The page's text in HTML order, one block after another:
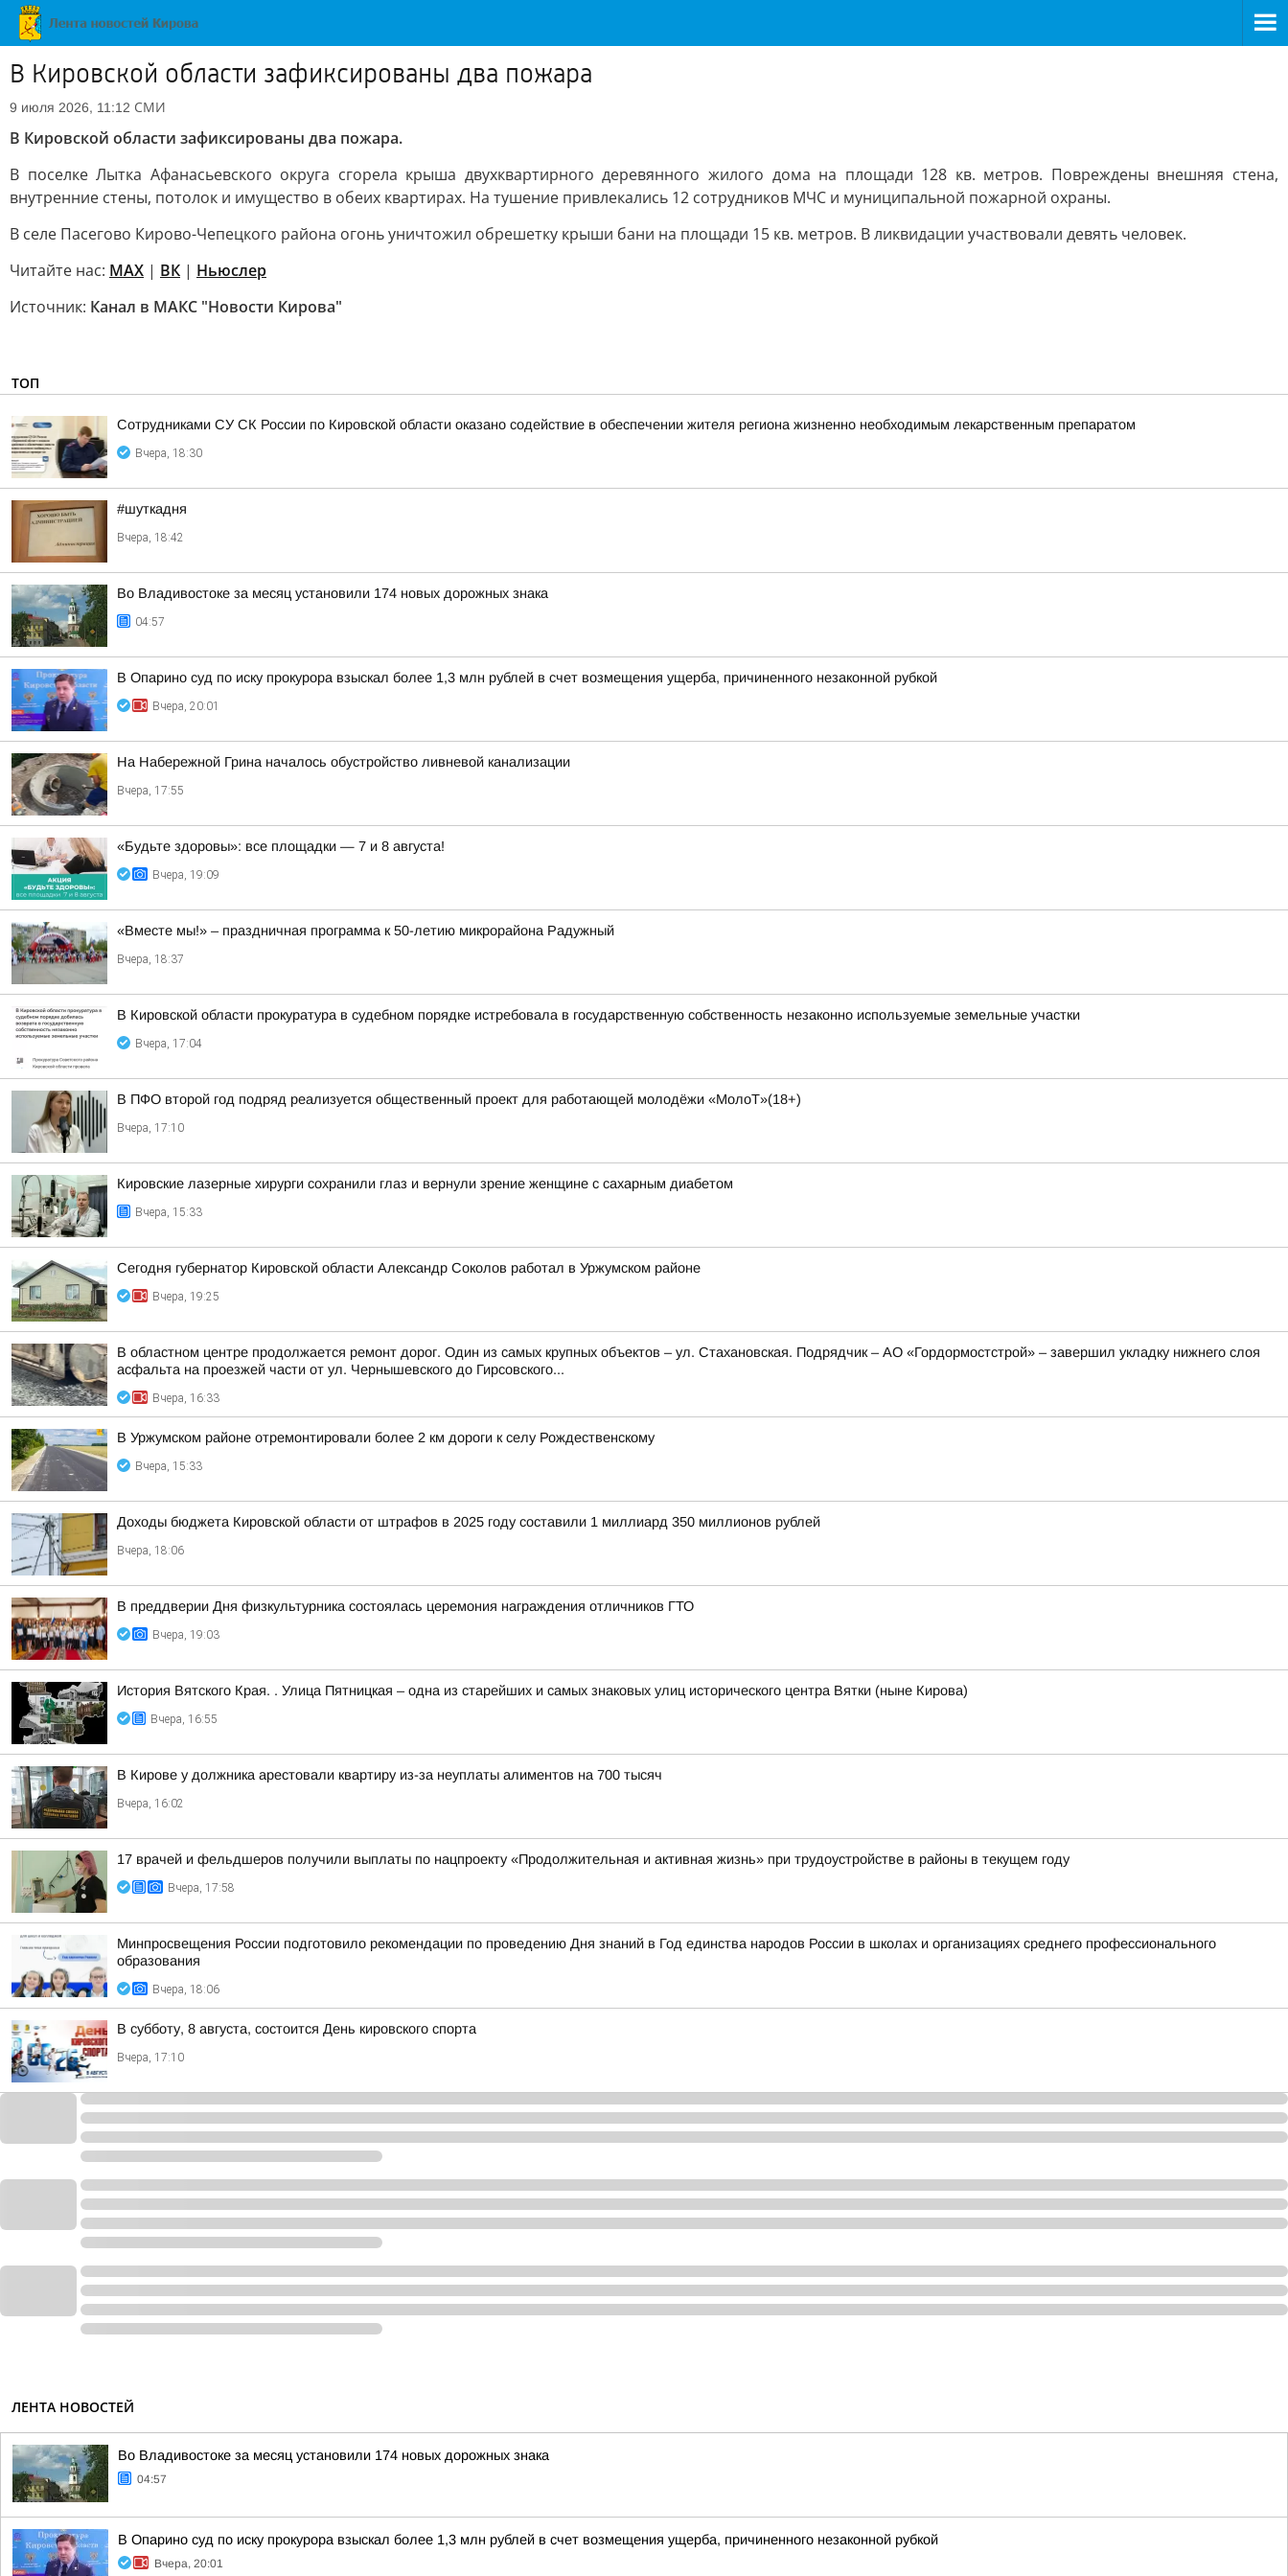
В Кировской области зафиксированы два пожара
9 июля 2026, 11:12 СМИ
В Кировской области зафиксированы два пожара.
В поселке Лытка Афанасьевского округа сгорела крыша двухквартирного деревянного жилого дома на площади 128 кв. метров. Повреждены внешняя стена,
внутренние стены, потолок и имущество в обеих квартирах. На тушение привлекались 12 сотрудников МЧС и муниципальной пожарной охраны.
В селе Пасегово Кирово-Чепецкого района огонь уничтожил обрешетку крыши бани на площади 15 кв. метров. В ликвидации участвовали девять человек.
Читайте нас: MAX | ВК | Ньюслер
Источник: Канал в МАКС "Новости Кирова"
ТОП
Сотрудниками СУ СК России по Кировской области оказано содействие в обеспечении жителя региона жизненно необходимым лекарственным препаратом
Вчера, 18:30
#шуткадня
Вчера, 18:42
Во Владивостоке за месяц установили 174 новых дорожных знака
04:57
В Опарино суд по иску прокурора взыскал более 1,3 млн рублей в счет возмещения ущерба, причиненного незаконной рубкой
Вчера, 20:01
На Набережной Грина началось обустройство ливневой канализации
Вчера, 17:55
«Будьте здоровы»: все площадки — 7 и 8 августа!
Вчера, 19:09
«Вместе мы!» – праздничная программа к 50-летию микрорайона Радужный
Вчера, 18:37
В Кировской области прокуратура в судебном порядке истребовала в государственную собственность незаконно используемые земельные участки
Вчера, 17:04
В ПФО второй год подряд реализуется общественный проект для работающей молодёжи «МолоТ»(18+)
Вчера, 17:10
Кировские лазерные хирурги сохранили глаз и вернули зрение женщине с сахарным диабетом
Вчера, 15:33
Сегодня губернатор Кировской области Александр Соколов работал в Уржумском районе
Вчера, 19:25
В областном центре продолжается ремонт дорог. Один из самых крупных объектов – ул. Стахановская. Подрядчик – АО «Гордормостстрой» – завершил укладку нижнего слоя
асфальта на проезжей части от ул. Чернышевского до Гирсовского...
Вчера, 16:33
В Уржумском районе отремонтировали более 2 км дороги к селу Рождественскому
Вчера, 15:33
Доходы бюджета Кировской области от штрафов в 2025 году составили 1 миллиард 350 миллионов рублей
Вчера, 18:06
В преддверии Дня физкультурника состоялась церемония награждения отличников ГТО
Вчера, 19:03
История Вятского Края. . Улица Пятницкая – одна из старейших и самых знаковых улиц исторического центра Вятки (ныне Кирова)
Вчера, 16:55
В Кирове у должника арестовали квартиру из-за неуплаты алиментов на 700 тысяч
Вчера, 16:02
17 врачей и фельдшеров получили выплаты по нацпроекту «Продолжительная и активная жизнь» при трудоустройстве в районы в текущем году
Вчера, 17:58
Минпросвещения России подготовило рекомендации по проведению Дня знаний в Год единства народов России в школах и организациях среднего профессионального
образования
Вчера, 18:06
В субботу, 8 августа, состоится День кировского спорта
Вчера, 17:10
ЛЕНТА НОВОСТЕЙ
Во Владивостоке за месяц установили 174 новых дорожных знака
04:57
В Опарино суд по иску прокурора взыскал более 1,3 млн рублей в счет возмещения ущерба, причиненного незаконной рубкой
Вчера, 20:01